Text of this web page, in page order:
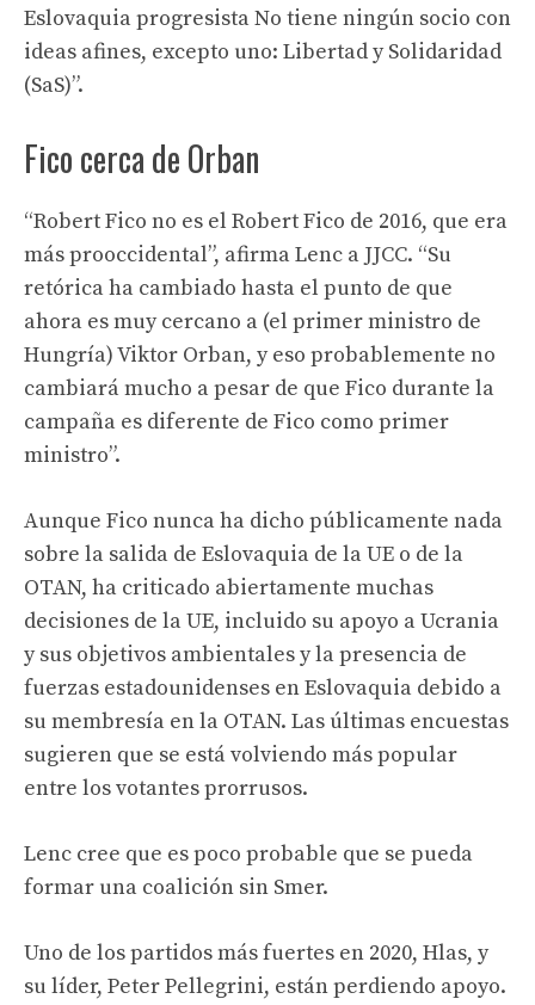
Eslovaquia progresista No tiene ningún socio con
ideas afines, excepto uno: Libertad y Solidaridad
(SaS)”.
Fico cerca de Orban
“Robert Fico no es el Robert Fico de 2016, que era
más prooccidental”, afirma Lenc a JJCC. “Su
retórica ha cambiado hasta el punto de que
ahora es muy cercano a (el primer ministro de
Hungría) Viktor Orban, y eso probablemente no
cambiará mucho a pesar de que Fico durante la
campaña es diferente de Fico como primer
ministro”.
Aunque Fico nunca ha dicho públicamente nada
sobre la salida de Eslovaquia de la UE o de la
OTAN, ha criticado abiertamente muchas
decisiones de la UE, incluido su apoyo a Ucrania
y sus objetivos ambientales y la presencia de
fuerzas estadounidenses en Eslovaquia debido a
su membresía en la OTAN. Las últimas encuestas
sugieren que se está volviendo más popular
entre los votantes prorrusos.
Lenc cree que es poco probable que se pueda
formar una coalición sin Smer.
Uno de los partidos más fuertes en 2020, Hlas, y
su líder, Peter Pellegrini, están perdiendo apoyo.